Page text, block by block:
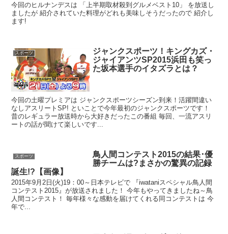
今回のヒルナンデスは 「上半期取材殺到グルメベスト10」 を放送し
ましたが 紹介されていた料理がどれも美味しそうだったので 紹介し
ます!
スポーツ
ジャンクスポーツ！キングカズ・
ジャイアンツSP2015浜田も笑っ
た坂本選手のイタズラとは？
今回の土曜プレミアは ジャンクスポーツシーズン到来！活躍間違い
なしアスリートSP! といことで今年最初のジャンクスポーツです！
昔のレギュラー放送時から大好きだったこの番組 毎回、一流アスリ
ートの話が聞けて楽しいです...
スポーツ
鳥人間コンテスト2015の結果･優
勝チームは?まさかの驚異の記録
誕生!?【画像】
2015年9月2日(火)19：00～日本テレビで 『iwataniスペシャル鳥人間
コンテスト2015』が放送されました！ 今年もやってきましたね～鳥
人間コンテスト！ 毎年様々な感動を届けてくれる同コンテストは 今
年で...